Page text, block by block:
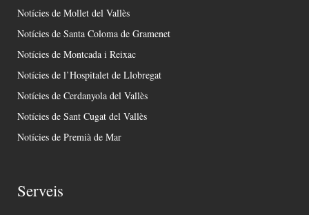
Notícies de Mollet del Vallès
Notícies de Santa Coloma de Gramenet
Notícies de Montcada i Reixac
Notícies de l’Hospitalet de Llobregat
Notícies de Cerdanyola del Vallès
Notícies de Sant Cugat del Vallès
Notícies de Premià de Mar
Serveis